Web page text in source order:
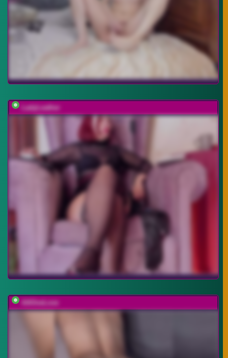
LadyLeather
AAOneLove